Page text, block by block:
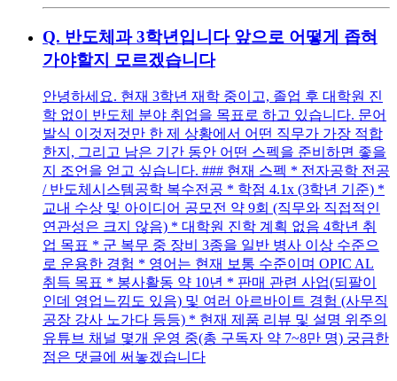
Q. 반도체과 3학년입니다 앞으로 어떻게 좁혀
가야할지 모르겠습니다
안녕하세요. 현재 3학년 재학 중이고, 졸업 후 대학원 진
학 없이 반도체 분야 취업을 목표로 하고 있습니다. 문어
발식 이것저것만 한 제 상황에서 어떤 직무가 가장 적합
한지, 그리고 남은 기간 동안 어떤 스펙을 준비하면 좋을
지 조언을 얻고 싶습니다. ### 현재 스펙 * 전자공학 전공
/ 반도체시스템공학 복수전공 * 학점 4.1x (3학년 기준) *
교내 수상 및 아이디어 공모전 약 9회 (직무와 직접적인
연관성은 크지 않음) * 대학원 진학 계획 없음 4학년 취
업 목표 * 군 복무 중 장비 3종을 일반 병사 이상 수준으
로 운용한 경험 * 영어는 현재 보통 수준이며 OPIC AL
취득 목표 * 봉사활동 약 10년 * 판매 관련 사업(되팔이
인데 영업느낌도 있음) 및 여러 아르바이트 경험 (사무직
공장 강사 노가다 등등) * 현재 제품 리뷰 및 설명 위주의
유튜브 채널 몇개 운영 중(총 구독자 약 7~8만 명) 궁금한
점은 댓글에 써놓겠습니다